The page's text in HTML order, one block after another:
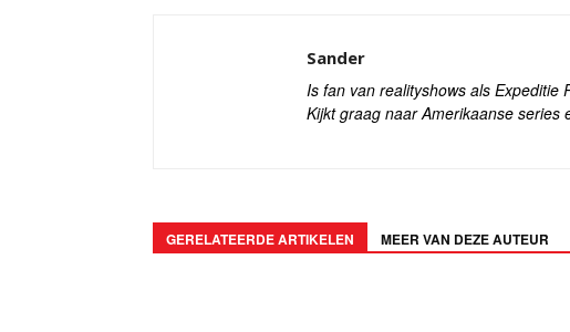
Sander
Is fan van realityshows als Expeditie
Kijkt graag naar Amerikaanse series
GERELATEERDE ARTIKELEN MEER VAN DEZE AUTEUR